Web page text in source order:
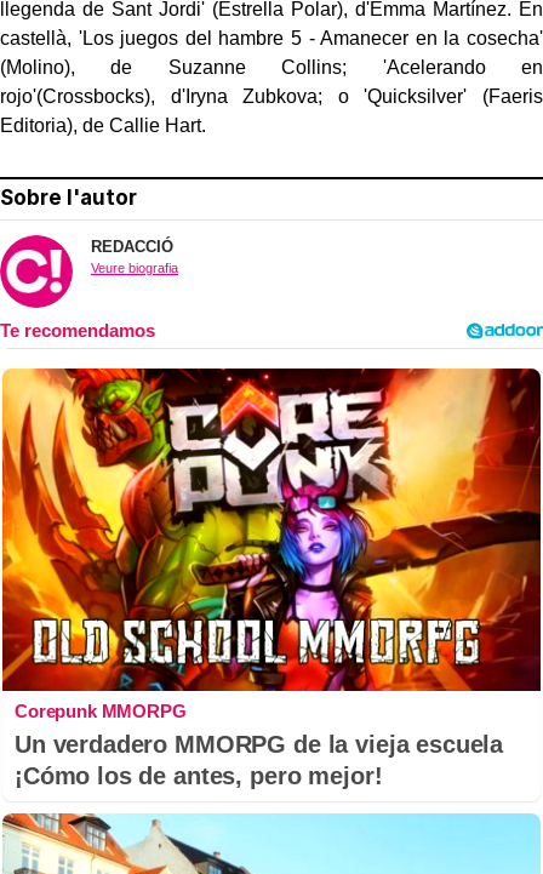
llegenda de Sant Jordi' (Estrella Polar), d'Emma Martínez. En
castellà, 'Los juegos del hambre 5 - Amanecer en la cosecha'
(Molino), de Suzanne Collins; 'Acelerando en
rojo'(Crossbocks), d'Iryna Zubkova; o 'Quicksilver' (Faeris
Editoria), de Callie Hart.
Sobre l'autor
REDACCIÓ
Veure biografia
Corepunk MMORPG
Un verdadero MMORPG de la vieja escuela
¡Cómo los de antes, pero mejor!